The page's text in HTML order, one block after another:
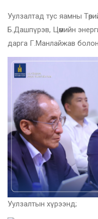
Уулзалтад тус яамны
Б.Дашпүрэв, Цөмийн
дарга Г.Манлайжав
Уулзалтын хүрээнд;